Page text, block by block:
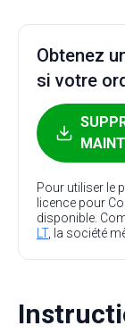
Obtenez
si votre
Pour utiliser le
licence pour
disponible.
LT, la société